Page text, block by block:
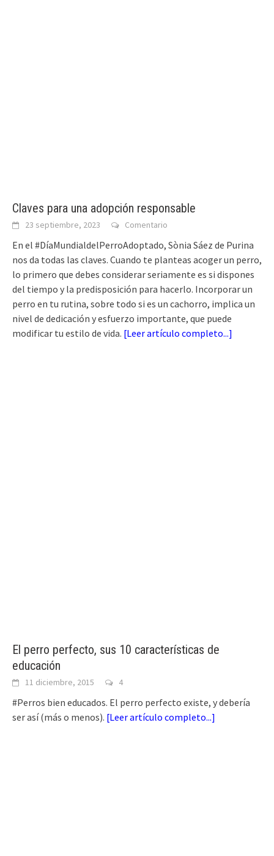
Claves para una adopción responsable
23 septiembre, 2023 Comentario
En el #DíaMundialdelPerroAdoptado, Sònia Sáez de Purina
nos da todas las claves. Cuando te planteas acoger un perro,
lo primero que debes considerar seriamente es si dispones
del tiempo y la predisposición para hacerlo. Incorporar un
perro en tu rutina, sobre todo si es un cachorro, implica un
nivel de dedicación y esfuerzo importante, que puede
modificar tu estilo de vida. [Leer artículo completo...]
El perro perfecto, sus 10 características de
educación
11 diciembre, 2015 4
#Perros bien educados. El perro perfecto existe, y debería
ser así (más o menos). [Leer artículo completo...]